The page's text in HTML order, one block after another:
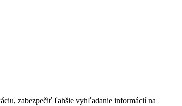
zabezpečiť ľahšie vyhľadanie informácií na